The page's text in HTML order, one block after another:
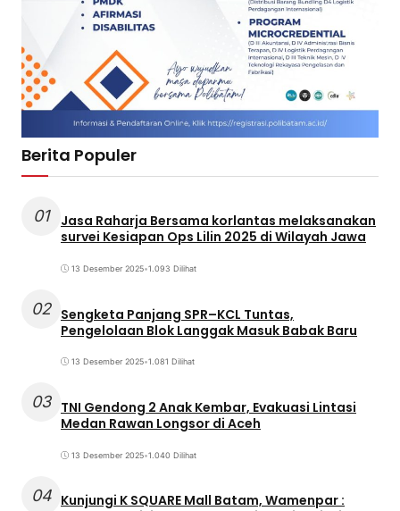
Berita Populer
01
Jasa Raharja Bersama korlantas melaksanakan
survei Kesiapan Ops Lilin 2025 di Wilayah Jawa
13 Desember 2025•1.093 Dilihat
02 Sengketa Panjang SPR–KCL Tuntas,
Pengelolaan Blok Langgak Masuk Babak Baru
13 Desember 2025•1.081 Dilihat
03 TNI Gendong 2 Anak Kembar, Evakuasi Lintasi
Medan Rawan Longsor di Aceh
13 Desember 2025•1.040 Dilihat
04 Kunjungi K SQUARE Mall Batam, Wamenpar :